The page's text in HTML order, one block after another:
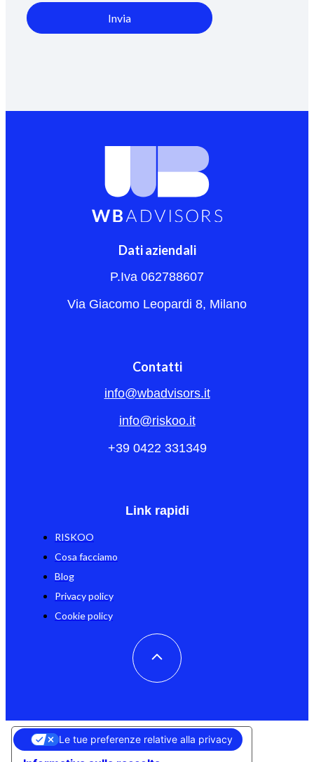
Invia
Dati aziendali
P.Iva 062788607
Via Giacomo Leopardi 8, Milano
Contatti
info@wbadvisors.it
info@riskoo.it
+39 0422 331349
Link rapidi
RISKOO
Cosa facciamo
Blog
Privacy policy
Cookie policy
Le tue preferenze relative alla privacy